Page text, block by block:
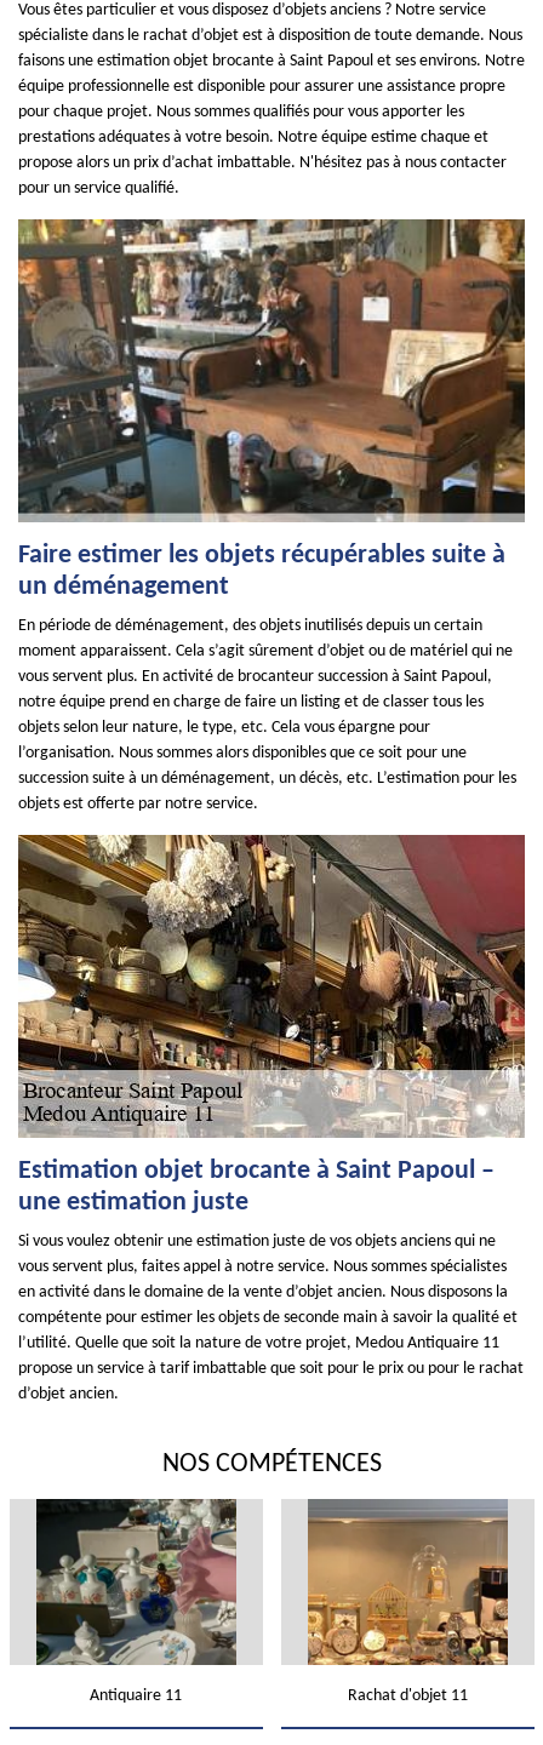
Vous êtes particulier et vous disposez d’objets anciens ? Notre service
spécialiste dans le rachat d’objet est à disposition de toute demande. Nous
faisons une estimation objet brocante à Saint Papoul et ses environs. Notre
équipe professionnelle est disponible pour assurer une assistance propre
pour chaque projet. Nous sommes qualifiés pour vous apporter les
prestations adéquates à votre besoin. Notre équipe estime chaque et
propose alors un prix d’achat imbattable. N'hésitez pas à nous contacter
pour un service qualifié.
Faire estimer les objets récupérables suite à
un déménagement
En période de déménagement, des objets inutilisés depuis un certain
moment apparaissent. Cela s’agit sûrement d’objet ou de matériel qui ne
vous servent plus. En activité de brocanteur succession à Saint Papoul,
notre équipe prend en charge de faire un listing et de classer tous les
objets selon leur nature, le type, etc. Cela vous épargne pour
l’organisation. Nous sommes alors disponibles que ce soit pour une
succession suite à un déménagement, un décès, etc. L’estimation pour les
objets est offerte par notre service.
Estimation objet brocante à Saint Papoul –
une estimation juste
Si vous voulez obtenir une estimation juste de vos objets anciens qui ne
vous servent plus, faites appel à notre service. Nous sommes spécialistes
en activité dans le domaine de la vente d’objet ancien. Nous disposons la
compétente pour estimer les objets de seconde main à savoir la qualité et
l’utilité. Quelle que soit la nature de votre projet, Medou Antiquaire 11
propose un service à tarif imbattable que soit pour le prix ou pour le rachat
d’objet ancien.
NOS COMPÉTENCES
Antiquaire 11 Rachat d'objet 11